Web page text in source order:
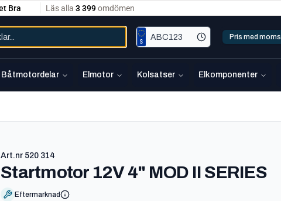
Pris med moms
Båtmotordelar Elmotor Kolsatser Elkomponenter
Art.nr 520 314
Startmotor 12V 4" MOD II SERIES-
Eftermarknad